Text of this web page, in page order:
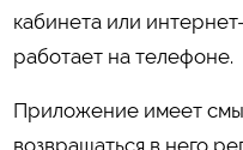
кабинета или
работает на телефоне.
Приложение имеет
возвращаться в него